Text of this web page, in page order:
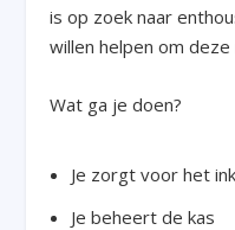
is op zoek naar
willen helpen om
Wat ga je doen?
Je zorgt voor het
Je beheert de kas